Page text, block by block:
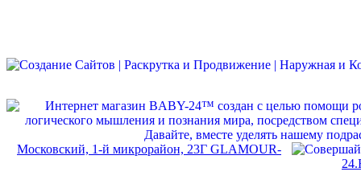
Московский, 1-й микрорайон, 23Г GLAMOUR-